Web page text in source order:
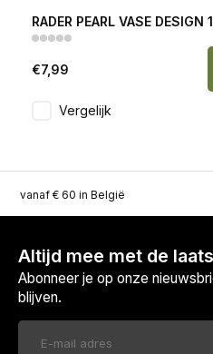
RADER PEARL VASE DESIGN 1
€7,99
Vergelijk
vanaf € 60 in België
Altijd mee met de
Abonneer je op onze
blijven.